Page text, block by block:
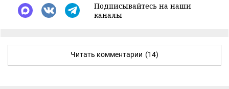
Подписывайтесь на наши
каналы
Читать комментарии (14)